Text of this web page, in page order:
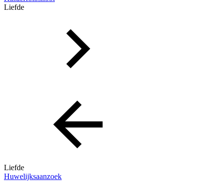
Liefde
Liefde
Huwelijksaanzoek